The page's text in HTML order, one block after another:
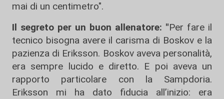
mai di un centimetro".
Il segreto per un buon allenatore: "Per fare il
tecnico bisogna avere il carisma di Boskov e la
pazienza di Eriksson. Boskov aveva personalità,
era sempre lucido e diretto. E poi aveva un
rapporto particolare con la Sampdoria.
Eriksson mi ha dato fiducia all’inizio: era